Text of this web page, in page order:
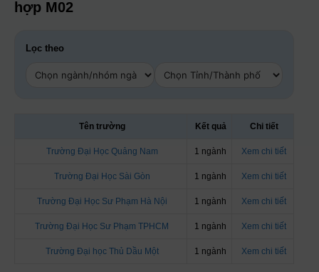
hợp M02
Lọc theo
Tên trường Kết quả Chi tiết
Trường Đại Học Quảng Nam 1 ngành Xem chi tiết
Trường Đại Học Sài Gòn 1 ngành Xem chi tiết
Trường Đại Học Sư Phạm Hà Nội 1 ngành Xem chi tiết
Trường Đại Học Sư Phạm TPHCM 1 ngành Xem chi tiết
Trường Đại học Thủ Dầu Một 1 ngành Xem chi tiết